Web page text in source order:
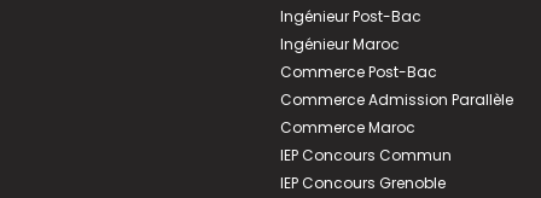
Ingénieur Post-Bac
Ingénieur Maroc
Commerce Post-Bac
Commerce Admission Parallèle
Commerce Maroc
IEP Concours Commun
IEP Concours Grenoble